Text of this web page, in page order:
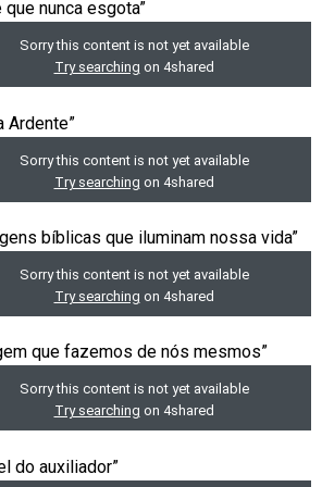
nunca esgota”
Ardente”
bíblicas que iluminam nossa vida”
que fazemos de nós mesmos”
do auxiliador”